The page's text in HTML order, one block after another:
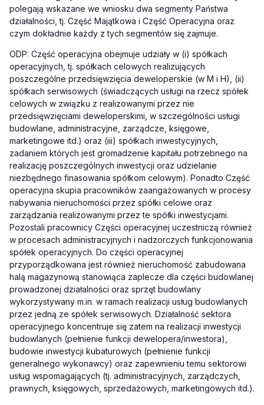
polegają wskazane we wniosku dwa segmenty Państwa
działalności, tj. Część Majątkowa i Część Operacyjna oraz
czym dokładnie każdy z tych segmentów się zajmuje.
ODP: Część operacyjna obejmuje udziały w (i) spółkach
operacyjnych, tj. spółkach celowych realizujących
poszczególne przedsięwzięcia deweloperskie (w M i H), (ii)
spółkach serwisowych (świadczących usługi na rzecz spółek
celowych w związku z realizowanymi przez nie
przedsięwzięciami deweloperskimi, w szczególności usługi
budowlane, administracyjne, zarządcze, księgowe,
marketingowe itd.) oraz (iii) spółkach inwestycyjnych,
zadaniem których jest gromadzenie kapitału potrzebnego na
realizację poszczególnych inwestycji oraz udzielanie
niezbędnego finasowania spółkom celowym). Ponadto Część
operacyjna skupia pracowników zaangażowanych w procesy
nabywania nieruchomości przez spółki celowe oraz
zarządzania realizowanymi przez te spółki inwestycjami.
Pozostali pracownicy Części operacyjnej uczestniczą również
w procesach administracyjnych i nadzorczych funkcjonowania
spółek operacyjnych. Do części operacyjnej
przyporządkowana jest również nieruchomość zabudowana
halą magazynową stanowiąca zaplecze dla części budowlanej
prowadzonej działalności oraz sprzęt budowlany
wykorzystywany m.in. w ramach realizacji usług budowlanych
przez jedną ze spółek serwisowych. Działalność sektora
operacyjnego koncentruje się zatem na realizacji inwestycji
budowlanych (pełnienie funkcji dewelopera/inwestora),
budowie inwestycji kubaturowych (pełnienie funkcji
generalnego wykonawcy) oraz zapewnieniu temu sektorowi
usług wspomagających (tj. administracyjnych, zarządczych,
prawnych, księgowych, sprzedażowych, marketingowych itd.).